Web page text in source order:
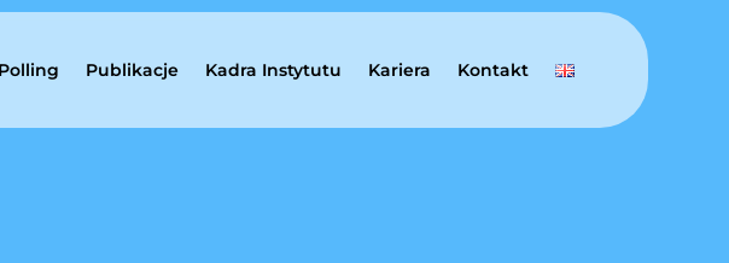
Polling Publikacje Kadra Instytutu Kariera Kontakt